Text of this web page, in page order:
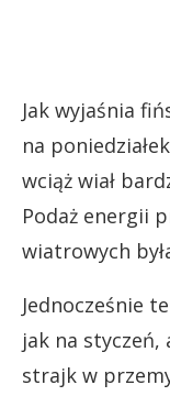
Jak wyjaśnia
na
wciąż wiał
Podaż energii
wiatrowych
Jednocześnie
jak na styczeń,
strajk w